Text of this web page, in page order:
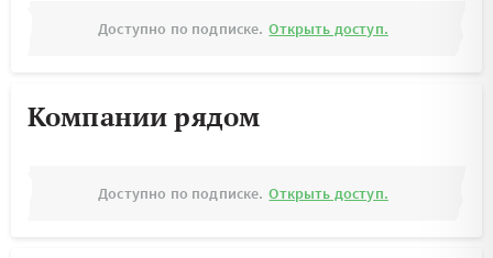
Доступно по подписке. Открыть доступ.
Компании рядом
Доступно по подписке. Открыть доступ.